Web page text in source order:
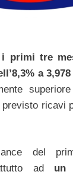
primi tre
a
ricavi
del
ad un